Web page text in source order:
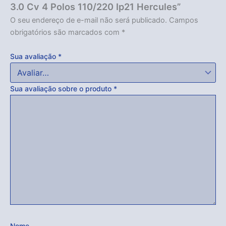
Acabou
3.0 Cv 4 Polos 110/220 Ip21 Hercules”
O seu endereço de e-mail não será publicado. Campos
obrigatórios são marcados com *
Sua avaliação *
Sua avaliação sobre o produto *